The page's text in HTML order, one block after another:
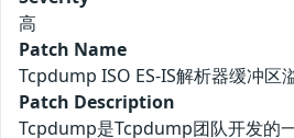
高
Patch Name
Tcpdump ISO ES-IS解析器缓冲区
Patch Description
Tcpdump是Tcpdump团队开发的